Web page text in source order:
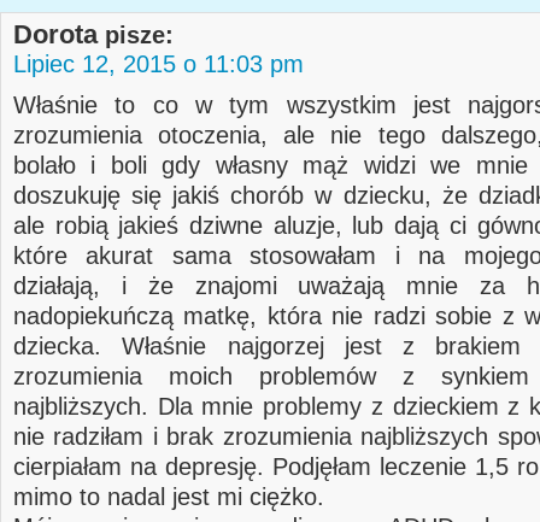
Dorota pisze:
Lipiec 12, 2015 o 11:03 pm
Właśnie to co w tym wszystkim jest
zrozumienia otoczenia, ale nie tego
bolało i boli gdy własny mąż widzi we mnie
doszukuję się jakiś chorób w dziecku, że
ale robią jakieś dziwne aluzje, lub dają ci
które akurat sama stosowałam i na
działają, i że znajomi uważają mnie za
nadopiekuńczą matkę, która nie radzi sobie z
dziecka. Właśnie najgorzej jest z brakiem
zrozumienia moich problemów z
najbliższych. Dla mnie problemy z dzieckiem z
nie radziłam i brak zrozumienia najbliższych
cierpiałam na depresję. Podjęłam leczenie 1,5
mimo to nadal jest mi ciężko.